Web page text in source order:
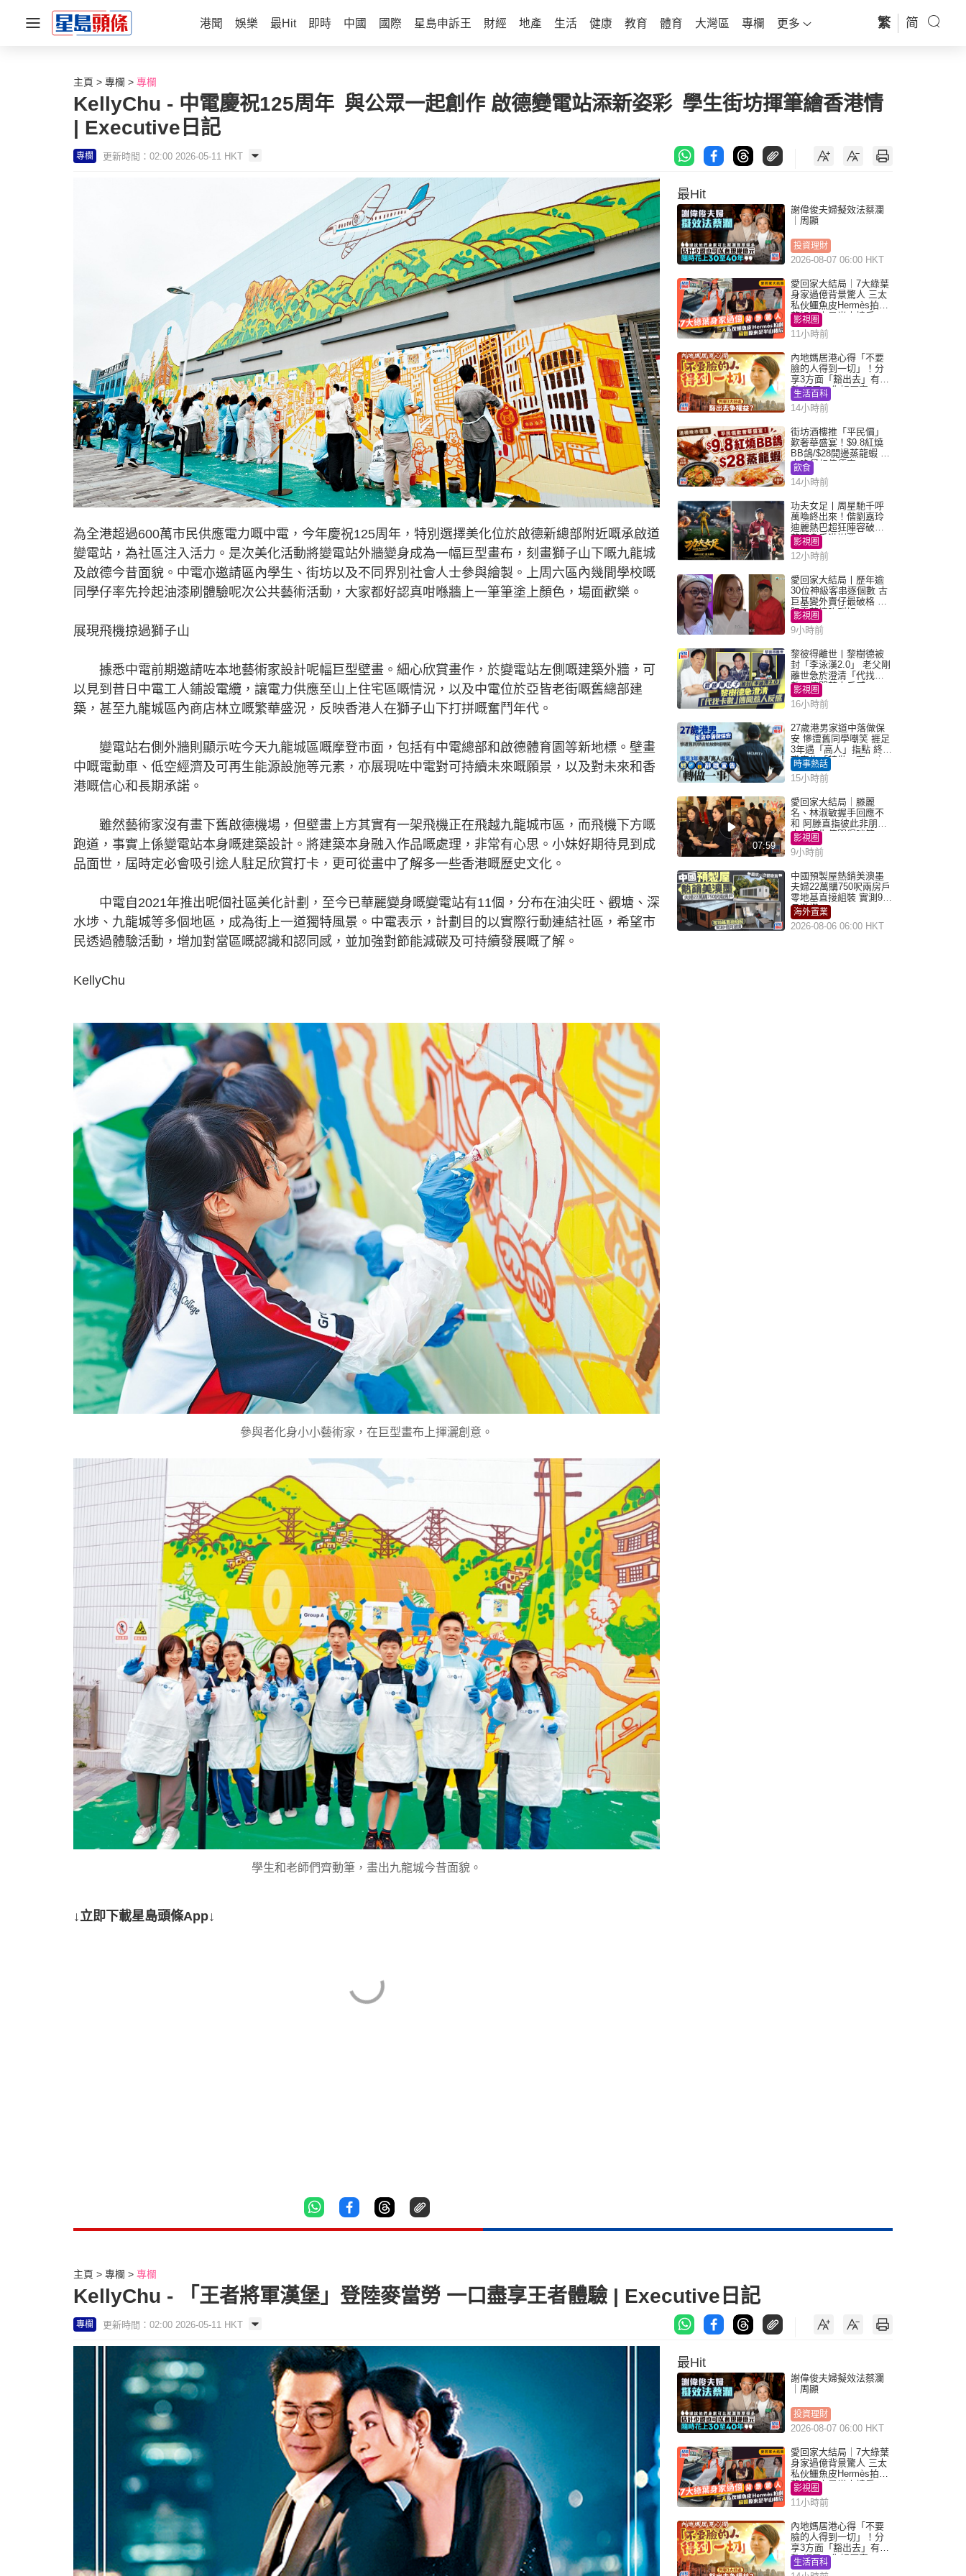
港聞 娛樂 最Hit 即時 中國 國際 星島申訴王 財經 地產 生活 健康 教育 體育 大灣區 專欄 更多 繁 简
主頁 專欄 專欄
KellyChu - 中電慶祝125周年 與公眾一起創作 啟德變電站添新姿彩 學生街坊揮筆繪香港情
| Executive日記
專欄 更新時間：02:00 2026-05-11 HKT
為全港超過600萬市民供應電力嘅中電，今年慶祝125周年，特別選擇美化位於啟德新總部附近嘅承啟道
變電站，為社區注入活力。是次美化活動將變電站外牆變身成為一幅巨型畫布，刻畫獅子山下嘅九龍城
及啟德今昔面貌。中電亦邀請區內學生、街坊以及不同界別社會人士參與繪製。上周六區內幾間學校嘅
同學仔率先拎起油漆刷體驗呢次公共藝術活動，大家都好認真咁喺牆上一筆筆塗上顏色，場面歡樂。
展現飛機掠過獅子山
據悉中電前期邀請咗本地藝術家設計呢幅巨型壁畫。細心欣賞畫作，於變電站左側嘅建築外牆，可
以見到昔日中電工人鋪設電纜，讓電力供應至山上住宅區嘅情況，以及中電位於亞皆老街嘅舊總部建
築，甚至九龍城區內商店林立嘅繁華盛況，反映香港人在獅子山下打拼嘅奮鬥年代。
變電站右側外牆則顯示咗今天九龍城區嘅摩登市面，包括有中電總部和啟德體育園等新地標。壁畫
中嘅電動車、低空經濟及可再生能源設施等元素，亦展現咗中電對可持續未來嘅願景，以及對未來和香
港嘅信心和長期承諾。
雖然藝術家沒有畫下舊啟德機場，但壁畫上方其實有一架飛機正在飛越九龍城市區，而飛機下方嘅
跑道，事實上係變電站本身嘅建築設計。將建築本身融入作品嘅處理，非常有心思。小妹好期待見到成
品面世，屆時定必會吸引途人駐足欣賞打卡，更可從畫中了解多一些香港嘅歷史文化。
中電自2021年推出呢個社區美化計劃，至今已華麗變身嘅變電站有11個，分布在油尖旺、觀塘、深
水埗、九龍城等多個地區，成為街上一道獨特風景。中電表示，計劃目的以實際行動連結社區，希望市
民透過體驗活動，增加對當區嘅認識和認同感，並加強對節能減碳及可持續發展嘅了解。
KellyChu
參與者化身小小藝術家，在巨型畫布上揮灑創意。
學生和老師們齊動筆，畫出九龍城今昔面貌。
↓立即下載星島頭條App↓
最Hit
謝偉俊夫婦擬效法蔡瀾
｜周顯
投資理財
2026-08-07 06:00 HKT
愛回家大結局｜7大綠葉
身家過億背景驚人 三太
私伙鱷魚皮Hermès拍劇
蘇姐原來是半山樓后
影視圈
11小時前
內地媽居港心得「不要
臉的人得到一切」！分
享3方面「豁出去」有著
數 網民：你好厲害
生活百科
14小時前
街坊酒樓推「平民價」
歎奢華盛宴！$9.8紅燒
BB鴿/$28開邊蒸龍蝦 3
大晚餐超值優惠
飲食
14小時前
功夫女足丨周星馳千呼
萬喚終出來！偕劉嘉玲
迪麗熱巴超狂陣容破天
荒現身香港謝票
影視圈
12小時前
愛回家大結局丨歷年逾
30位神級客串逐個數 古
巨基變外賣仔最破格 歐
陽震華情陷群姐
影視圈
9小時前
黎彼得離世丨黎樹德被
封「李泳漢2.0」 老父剛
離世急於澄清「代找卡
數」傳聞惹人反感
影視圈
16小時前
27歲港男家道中落做保
安 慘遭舊同學嘲笑 捱足
3年遇「高人」指點 終辭
職宣告「轉做一事」｜
Juicy叮
時事熱話
15小時前
07:59
愛回家大結局｜滕麗
名、林淑敏握手回應不
和 阿滕直指彼此非朋友
大小姐指傳聞得啖笑
影視圈
9小時前
中國預製屋熱銷美澳墨
夫婦22萬購750呎兩房戶
零地基直接組裝 實測9個
月激讚
海外置業
2026-08-06 06:00 HKT
主頁 專欄 專欄
KellyChu - 「王者將軍漢堡」登陸麥當勞 一口盡享王者體驗 | Executive日記
專欄 更新時間：02:00 2026-05-11 HKT
最Hit
謝偉俊夫婦擬效法蔡瀾
｜周顯
投資理財
2026-08-07 06:00 HKT
愛回家大結局｜7大綠葉
身家過億背景驚人 三太
私伙鱷魚皮Hermès拍劇
蘇姐原來是半山樓后
影視圈
11小時前
內地媽居港心得「不要
臉的人得到一切」！分
享3方面「豁出去」有著
數 網民：你好厲害
生活百科